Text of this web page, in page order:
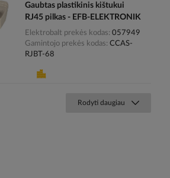
Gaubtas plastikinis kištukui
RJ45 pilkas - EFB-ELEKTRONIK
Elektrobalt prekės kodas 057949
Gamintojo prekės kodas CCAS-
RJBT-68
Rodyti daugiau